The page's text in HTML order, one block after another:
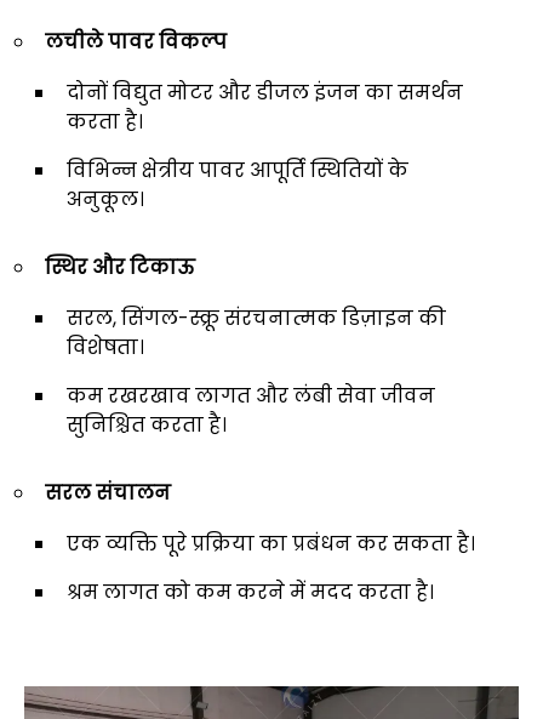
लचीले पावर विकल्प
दोनों विद्युत मोटर और डीजल इंजन का समर्थन
करता है।
विभिन्न क्षेत्रीय पावर आपूर्ति स्थितियों के
अनुकूल।
स्थिर और टिकाऊ
सरल, सिंगल-स्क्रू संरचनात्मक डिज़ाइन की
विशेषता।
कम रखरखाव लागत और लंबी सेवा जीवन
सुनिश्चित करता है।
सरल संचालन
एक व्यक्ति पूरे प्रक्रिया का प्रबंधन कर सकता है।
श्रम लागत को कम करने में मदद करता है।